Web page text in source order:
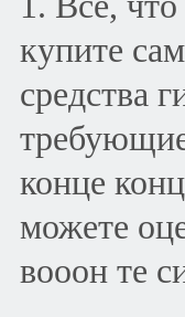
купите
средства
конце
можете
вооон те